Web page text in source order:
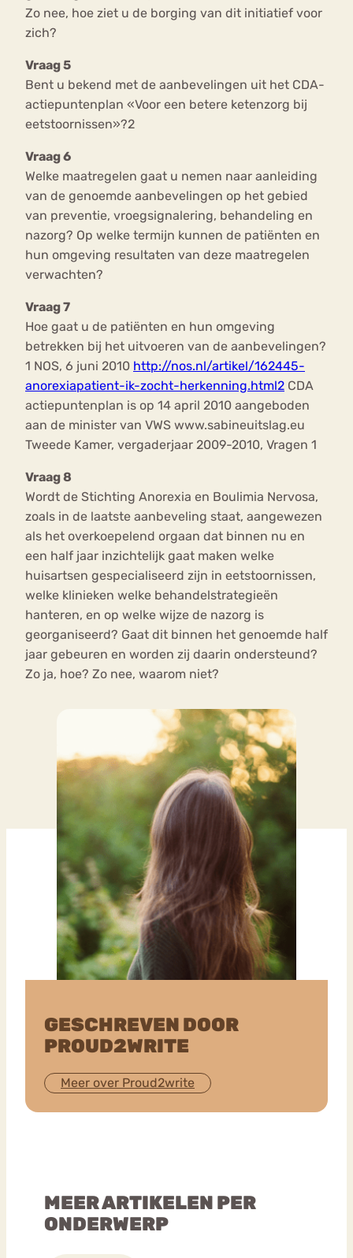
Zo nee, hoe ziet u de borging van dit initiatief voor
zich?
Vraag 5
Bent u bekend met de aanbevelingen uit het CDA-
actiepuntenplan «Voor een betere ketenzorg bij
eetstoornissen»?2
Vraag 6
Welke maatregelen gaat u nemen naar aanleiding
van de genoemde aanbevelingen op het gebied
van preventie, vroegsignalering, behandeling en
nazorg? Op welke termijn kunnen de patiënten en
hun omgeving resultaten van deze maatregelen
verwachten?
Vraag 7
Hoe gaat u de patiënten en hun omgeving
betrekken bij het uitvoeren van de aanbevelingen?
1 NOS, 6 juni 2010 http://nos.nl/artikel/162445-
anorexiapatient-ik-zocht-herkenning.html2 CDA
actiepuntenplan is op 14 april 2010 aangeboden
aan de minister van VWS www.sabineuitslag.eu
Tweede Kamer, vergaderjaar 2009-2010, Vragen 1
Vraag 8
Wordt de Stichting Anorexia en Boulimia Nervosa,
zoals in de laatste aanbeveling staat, aangewezen
als het overkoepelend orgaan dat binnen nu en
een half jaar inzichtelijk gaat maken welke
huisartsen gespecialiseerd zijn in eetstoornissen,
welke klinieken welke behandelstrategieën
hanteren, en op welke wijze de nazorg is
georganiseerd? Gaat dit binnen het genoemde half
jaar gebeuren en worden zij daarin ondersteund?
Zo ja, hoe? Zo nee, waarom niet?
GESCHREVEN DOOR
PROUD2WRITE
Meer over Proud2write
MEER ARTIKELEN PER
ONDERWERP